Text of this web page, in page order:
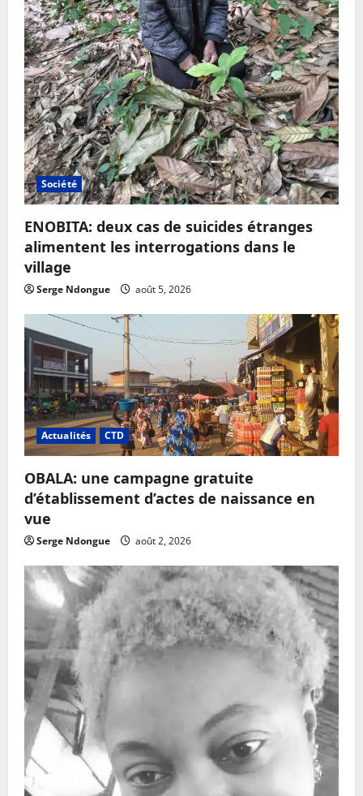
Société
ENOBITA: deux cas de suicides étranges
alimentent les interrogations dans le
village
Serge Ndongue août 5, 2026
Actualités CTD
OBALA: une campagne gratuite
d’établissement d’actes de naissance en
vue
Serge Ndongue août 2, 2026